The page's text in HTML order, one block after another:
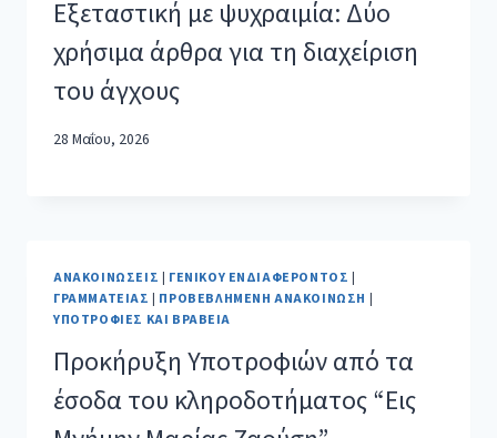
Εξεταστική με ψυχραιμία: Δύο
χρήσιμα άρθρα για τη διαχείριση
του άγχους
28 Μαΐου, 2026
ΑΝΑΚΟΙΝΏΣΕΙΣ | ΓΕΝΙΚΟΎ ΕΝΔΙΑΦΈΡΟΝΤΟΣ |
ΓΡΑΜΜΑΤΕΊΑΣ | ΠΡΟΒΕΒΛΗΜΈΝΗ ΑΝΑΚΟΊΝΩΣΗ |
ΥΠΟΤΡΟΦΊΕΣ ΚΑΙ ΒΡΑΒΕΊΑ
Προκήρυξη Υποτροφιών από τα
έσοδα του κληροδοτήματος “Εις